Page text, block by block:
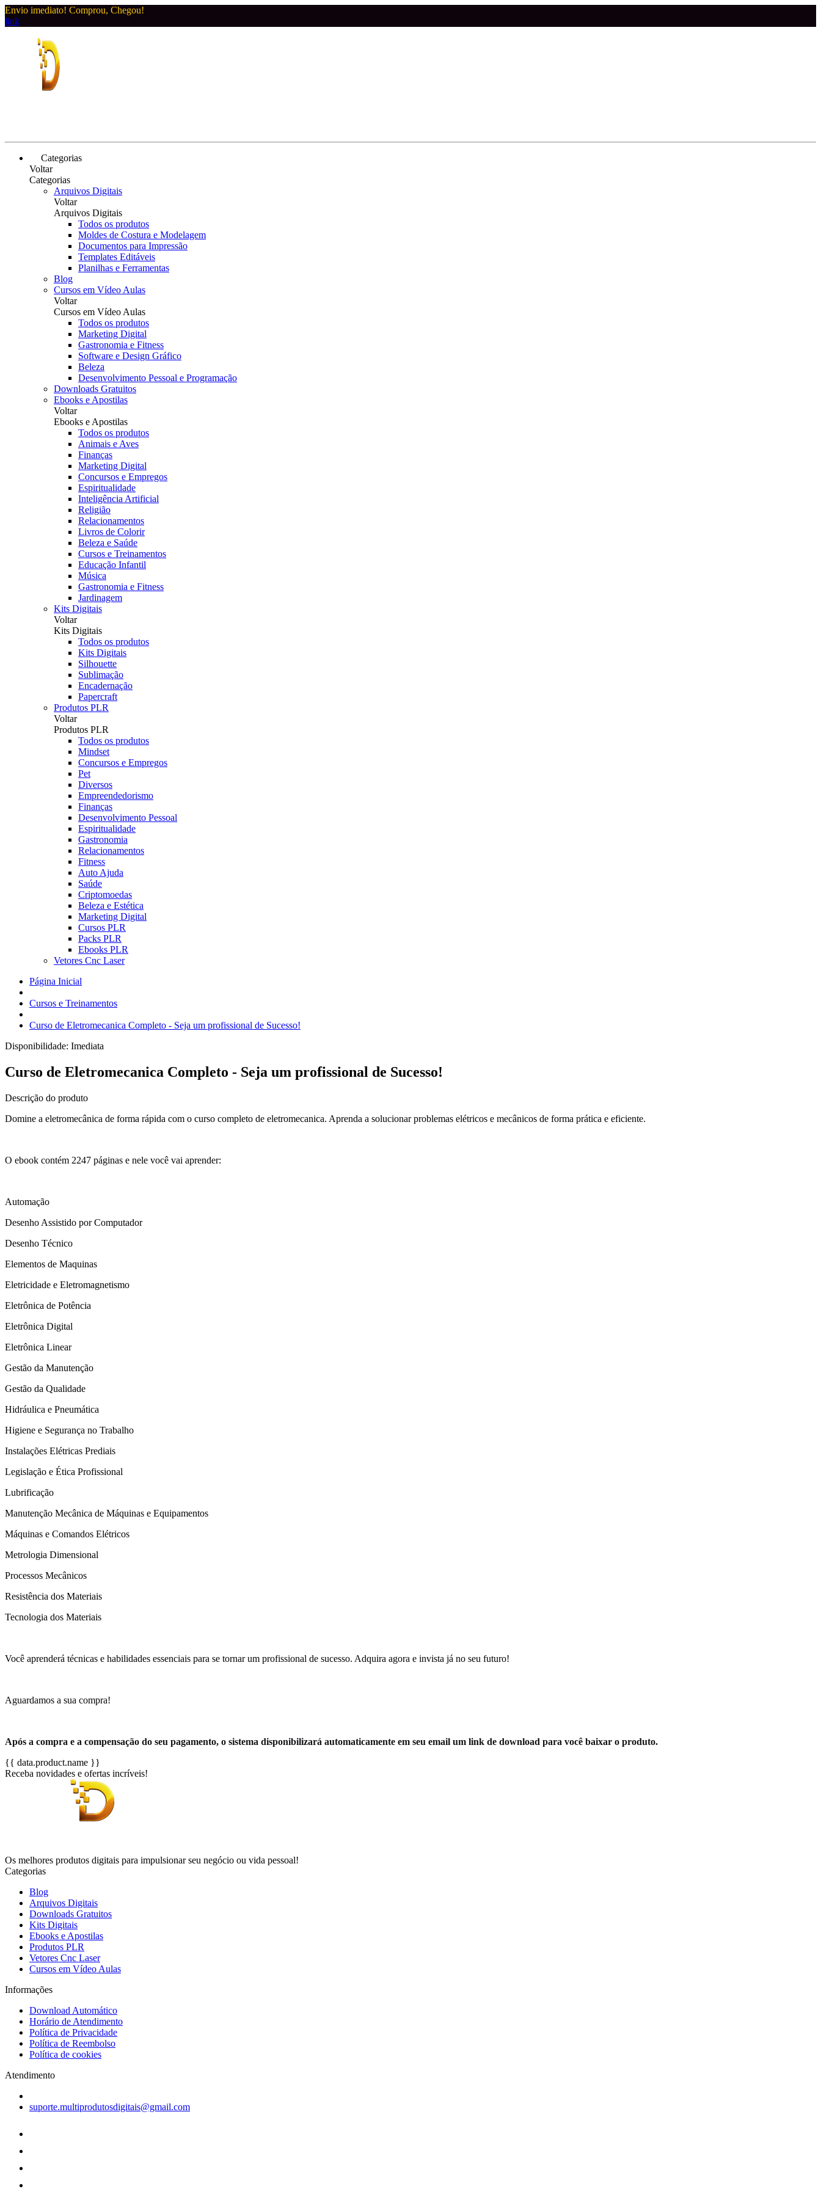
Envio imediato! Comprou, Chegou!
link
Categorias
Voltar
Categorias
Arquivos Digitais
Voltar
Arquivos Digitais
Todos os produtos
Moldes de Costura e Modelagem
Documentos para Impressão
Templates Editáveis
Planilhas e Ferramentas
Blog
Cursos em Vídeo Aulas
Voltar
Cursos em Vídeo Aulas
Todos os produtos
Marketing Digital
Gastronomia e Fitness
Software e Design Gráfico
Beleza
Desenvolvimento Pessoal e Programação
Downloads Gratuitos
Ebooks e Apostilas
Voltar
Ebooks e Apostilas
Todos os produtos
Animais e Aves
Finanças
Marketing Digital
Concursos e Empregos
Espiritualidade
Inteligência Artificial
Religião
Relacionamentos
Livros de Colorir
Beleza e Saúde
Cursos e Treinamentos
Educação Infantil
Música
Gastronomia e Fitness
Jardinagem
Kits Digitais
Voltar
Kits Digitais
Todos os produtos
Kits Digitais
Silhouette
Sublimação
Encadernação
Papercraft
Produtos PLR
Voltar
Produtos PLR
Todos os produtos
Mindset
Concursos e Empregos
Pet
Diversos
Empreendedorismo
Finanças
Desenvolvimento Pessoal
Espiritualidade
Gastronomia
Relacionamentos
Fitness
Auto Ajuda
Saúde
Criptomoedas
Beleza e Estética
Marketing Digital
Cursos PLR
Packs PLR
Ebooks PLR
Vetores Cnc Laser
Página Inicial
Cursos e Treinamentos
Curso de Eletromecanica Completo - Seja um profissional de Sucesso!
Disponibilidade: Imediata
Curso de Eletromecanica Completo - Seja um profissional de Sucesso!
Descrição do produto
Domine a eletromecânica de forma rápida com o curso completo de eletromecanica. Aprenda a solucionar problemas elétricos e mecânicos de forma prática e eficiente.
O ebook contém 2247 páginas e nele você vai aprender:
Automação
Desenho Assistido por Computador
Desenho Técnico
Elementos de Maquinas
Eletricidade e Eletromagnetismo
Eletrônica de Potência
Eletrônica Digital
Eletrônica Linear
Gestão da Manutenção
Gestão da Qualidade
Hidráulica e Pneumática
Higiene e Segurança no Trabalho
Instalações Elétricas Prediais
Legislação e Ética Profissional
Lubrificação
Manutenção Mecânica de Máquinas e Equipamentos
Máquinas e Comandos Elétricos
Metrologia Dimensional
Processos Mecânicos
Resistência dos Materiais
Tecnologia dos Materiais
Você aprenderá técnicas e habilidades essenciais para se tornar um profissional de sucesso. Adquira agora e invista já no seu futuro!
Aguardamos a sua compra!
Após a compra e a compensação do seu pagamento, o sistema disponibilizará automaticamente em seu email um link de download para você baixar o produto.
{{ data.product.name }}
Receba novidades e ofertas incríveis!
Os melhores produtos digitais para impulsionar seu negócio ou vida pessoal!
Categorias
Blog
Arquivos Digitais
Downloads Gratuitos
Kits Digitais
Ebooks e Apostilas
Produtos PLR
Vetores Cnc Laser
Cursos em Vídeo Aulas
Informações
Download Automático
Horário de Atendimento
Política de Privacidade
Política de Reembolso
Política de cookies
Atendimento
suporte.multiprodutosdigitais@gmail.com